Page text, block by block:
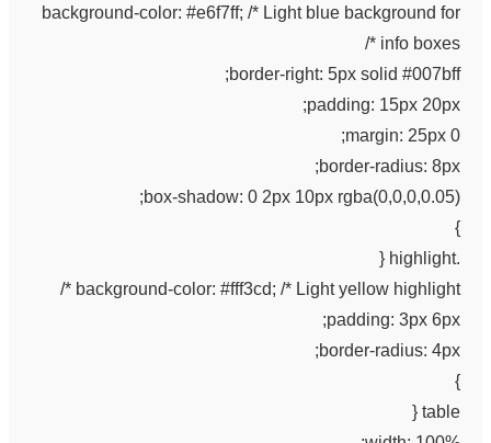
background-color: #e6f7ff; /* Light blue background for
info boxes */
border-right: 5px solid #007bff;
padding: 15px 20px;
margin: 25px 0;
border-radius: 8px;
box-shadow: 0 2px 10px rgba(0,0,0,0.05);
}
.highlight {
background-color: #fff3cd; /* Light yellow highlight */
padding: 3px 6px;
border-radius: 4px;
}
table {